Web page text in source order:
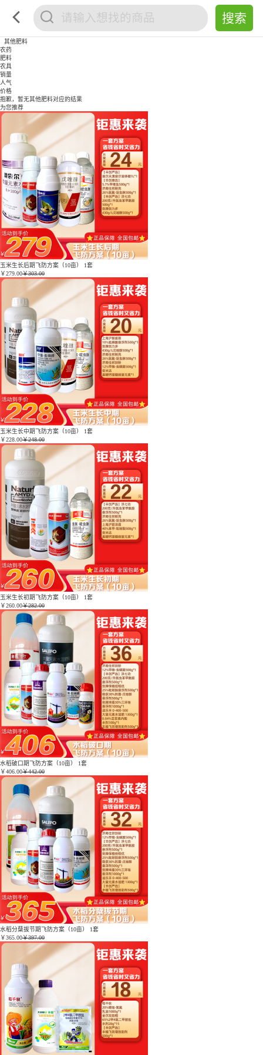
其他肥料
农药
肥料
农具
销量
人气
价格
抱歉，暂无其他肥料对应的结果
为您推荐
玉米生长后期飞防方案（10亩） 1套
￥279.00￥303.00
玉米生长中期飞防方案（10亩） 1套
￥228.00￥248.00
玉米生长初期飞防方案（10亩） 1套
￥260.00￥282.00
水稻破口期飞防方案（10亩） 1套
￥406.00￥442.00
水稻分蘖拔节期飞防方案（10亩） 1套
￥365.00￥397.00